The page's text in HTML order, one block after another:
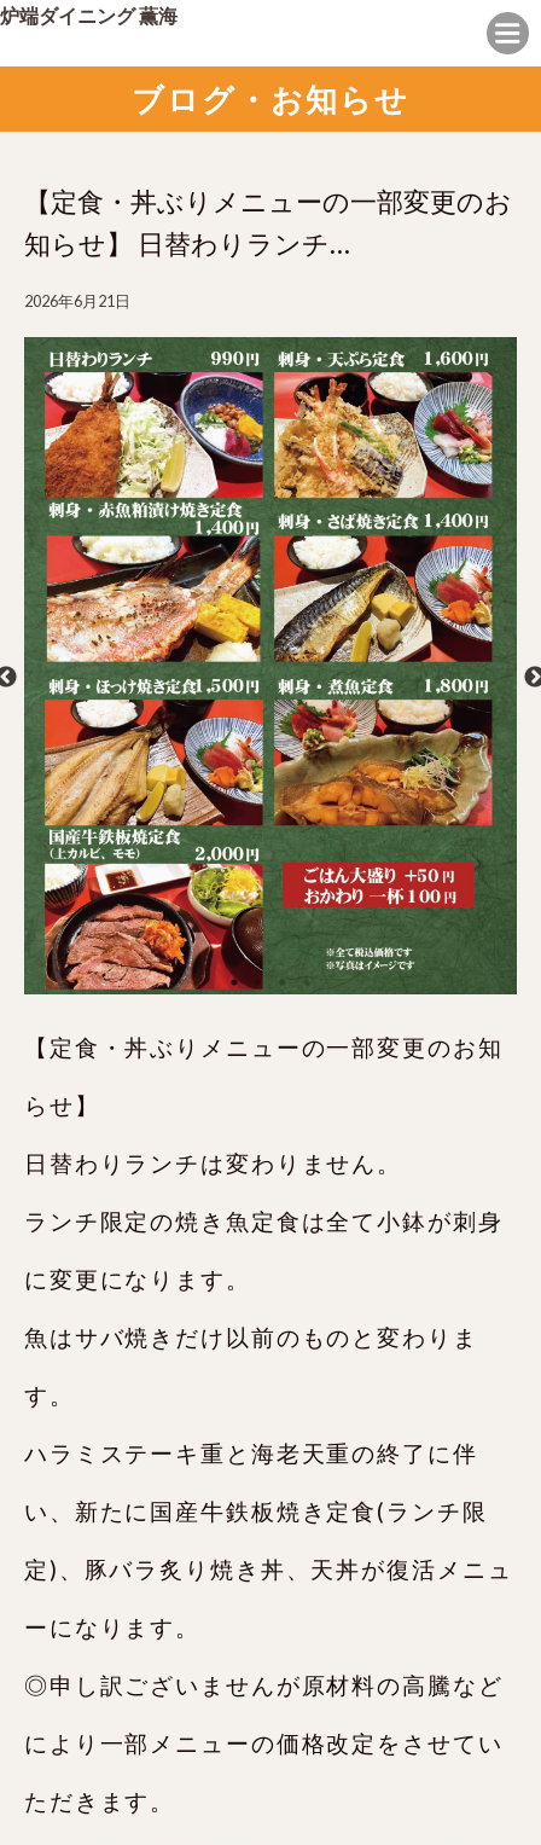
炉端ダイニング 薫海
ブログ・お知らせ
【定食・丼ぶりメニューの一部変更のお
知らせ】 日替わりランチ…
2026年6月21日
【定食・丼ぶりメニューの一部変更のお知
らせ】
日替わりランチは変わりません。
ランチ限定の焼き魚定食は全て小鉢が刺身
に変更になります。
魚はサバ焼きだけ以前のものと変わりま
す。
ハラミステーキ重と海老天重の終了に伴
い、新たに国産牛鉄板焼き定食(ランチ限
定)、豚バラ炙り焼き丼、天丼が復活メニュ
ーになります。
◎申し訳ございませんが原材料の高騰など
により一部メニューの価格改定をさせてい
ただきます。